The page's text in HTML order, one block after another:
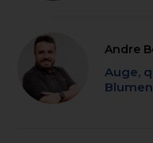
Andre
Auge,